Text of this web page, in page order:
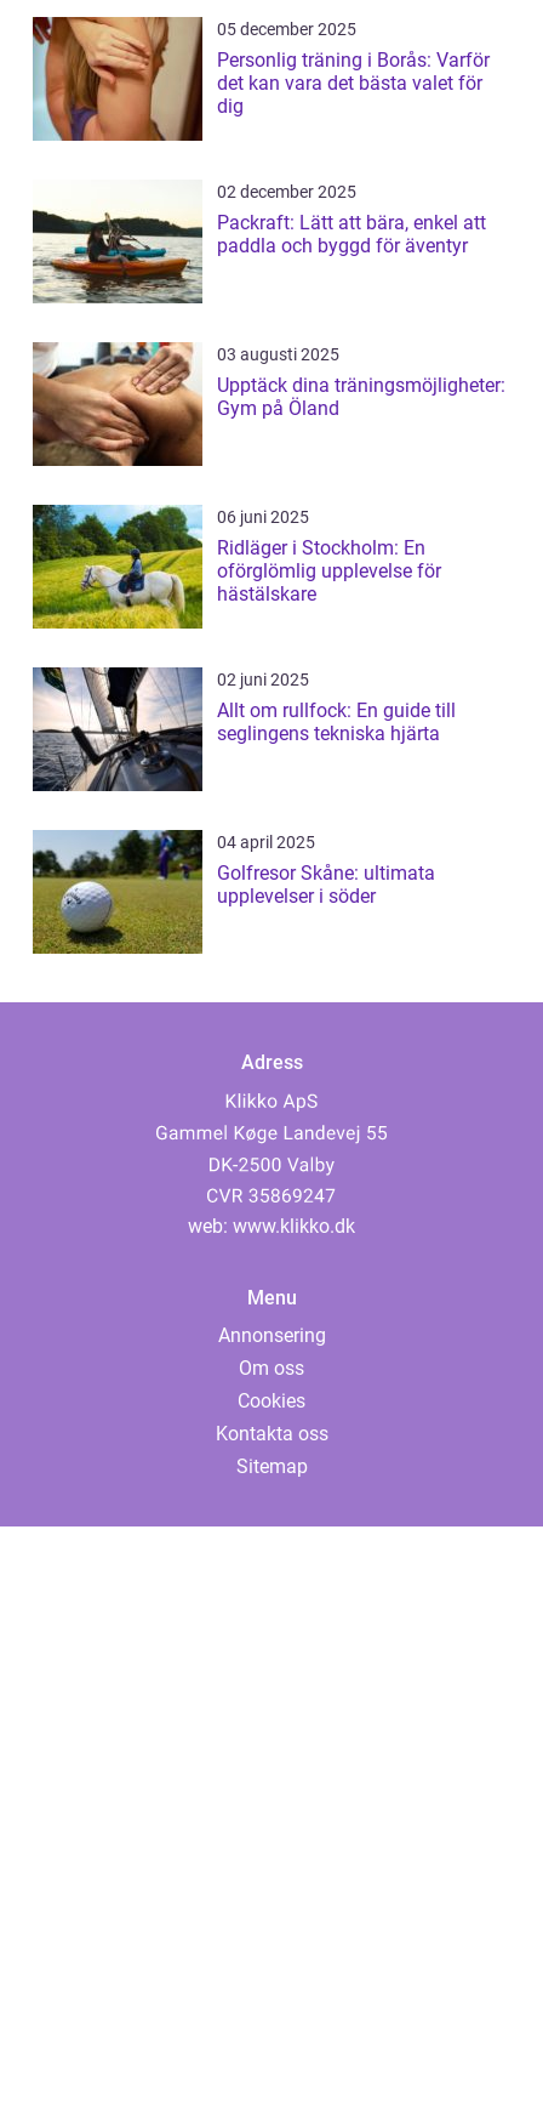
05 december 2025
Personlig träning i Borås: Varför
det kan vara det bästa valet för
dig
02 december 2025
Packraft: Lätt att bära, enkel att
paddla och byggd för äventyr
03 augusti 2025
Upptäck dina träningsmöjligheter:
Gym på Öland
06 juni 2025
Ridläger i Stockholm: En
oförglömlig upplevelse för
hästälskare
02 juni 2025
Allt om rullfock: En guide till
seglingens tekniska hjärta
04 april 2025
Golfresor Skåne: ultimata
upplevelser i söder
Adress
web: www.klikko.dk
Menu
Annonsering
Om oss
Cookies
Kontakta oss
Sitemap